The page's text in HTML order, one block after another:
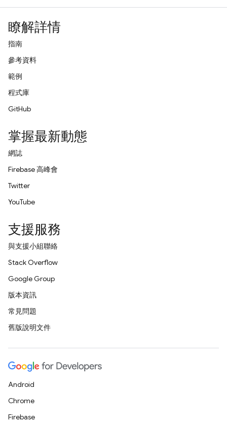
瞭解詳情
指南
參考資料
範例
程式庫
GitHub
掌握最新動態
網誌
Firebase 高峰會
Twitter
YouTube
支援服務
與支援小組聯絡
Stack Overflow
Google Group
版本資訊
常見問題
舊版說明文件
Android
Chrome
Firebase